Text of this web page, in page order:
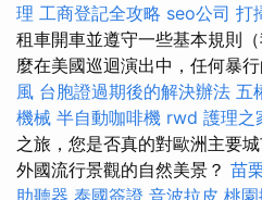
理 工商登記全攻略 seo公司 打
租車開車並遵守一些基本規則
麼在美國巡迴演出中，任何暴
風 台胞證過期後的解決辦法 五
機械 半自動咖啡機 rwd 護理之
之旅，您是否真的對歐洲主要
外國流行景觀的自然美景？ 苗
助聽器 泰國簽證 音波拉皮 桃